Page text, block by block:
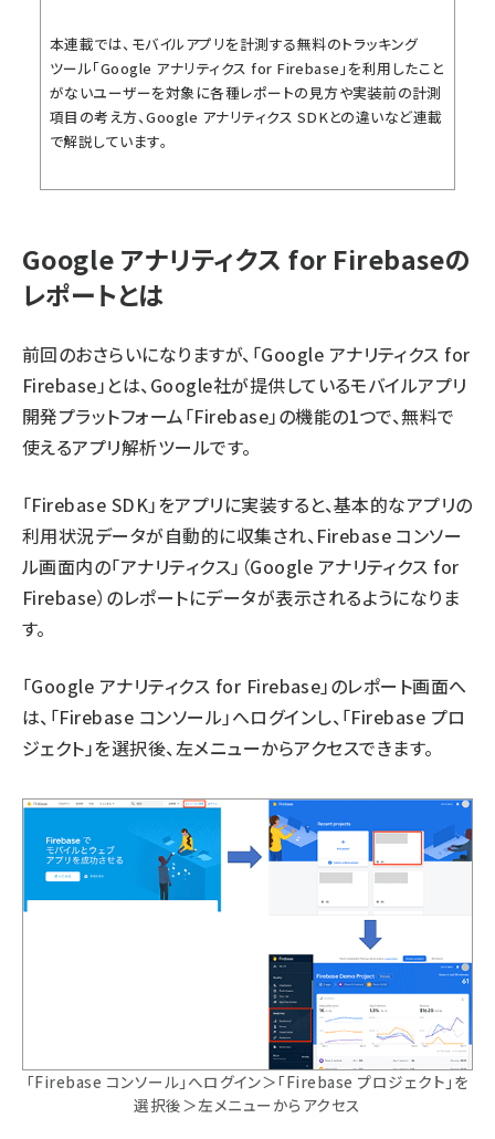
本連載では、モバイルアプリを計測する無料のトラッキング
ツール「Google アナリティクス for Firebase」を利用したこと
がないユーザーを対象に各種レポートの見方や実装前の計測
項目の考え方、Google アナリティクス SDKとの違いなど連載
で解説しています。
Google アナリティクス for Firebaseの
レポートとは
前回のおさらいになりますが、「Google アナリティクス for
Firebase」とは、Google社が提供しているモバイルアプリ
開発プラットフォーム「Firebase」の機能の1つで、無料で
使えるアプリ解析ツールです。
「Firebase SDK」をアプリに実装すると、基本的なアプリの
利用状況データが自動的に収集され、Firebase コンソー
ル画面内の「アナリティクス」（Google アナリティクス for
Firebase）のレポートにデータが表示されるようになりま
す。
「Google アナリティクス for Firebase」のレポート画面へ
は、「Firebase コンソール」へログインし、「Firebase プロ
ジェクト」を選択後、左メニューからアクセスできます。
「Firebase コンソール」へログイン＞「Firebase プロジェクト」を
選択後＞左メニューからアクセス